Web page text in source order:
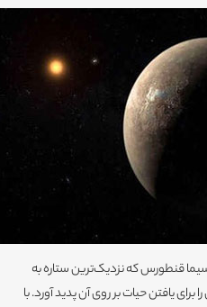
قنطورس که نزدیک‌ترین ستاره به
یافتن حیات بر روی آن پدید آورد. با